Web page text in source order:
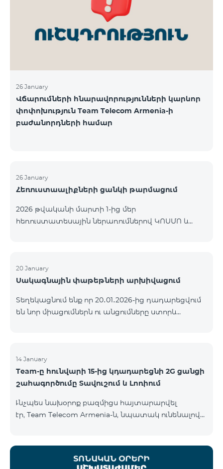
վճարահաշվարկային ընկերությունների կողմից
Team Telecom Armenia-ին առաջարկված
պայմանները ենթադրում էին ծառայությունների
26 January
Վճարումների հնարավորությունների կարևոր
փոփոխություն Team Telecom Armenia-ի
բաժանորդների համար
26 January
Հեռուստաալիքների ցանկի թարմացում
2026 թվականի մարտի 1-ից մեր
հեռուստատեսային ներառումներով ԿՈՍՄՈ և
մուլտիպլեքս հեռուստաալիքները հասանելի
կլինեն միայն այն մարզերում, որտեղ դրանց
մարմինների պահանջների։ Այս փոփոխությունը
իրականացվում է հեռուստատեսային հարթակի
ցանկը ըստ մարզեր
20 January
Սակագնային փաթեթների արխիվացում
Տեղեկացնում ենք որ 20․01․2026-ից դադարեցվում
են նոր միացումներն ու անցումները ստորև
14 January
Team-ը հունվարի 15-ից կդադարեցնի 2G ցանցի
շահագործումը Տավուշում և Լոռիում
Ւնչպես նախօրոք բազմիցս հայտարարվել
էր, Team Telecom Armenia-ն, նպատակ ունենալով
կունենա փուլային տարբերակով: Առաջին փուլով